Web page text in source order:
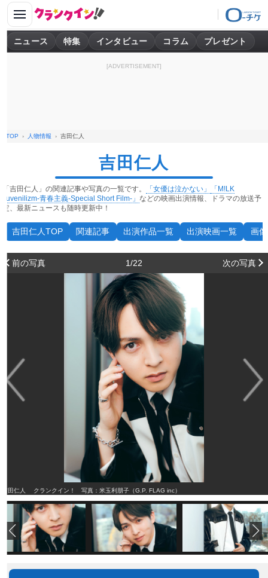
ニュース 特集 インタビュー コラム プレゼント
[ADVERTISEMENT]
TOP 人物情報 吉田仁人
吉田仁人
「吉田仁人」の関連記事や写真の一覧です。 「女優は泣かない」
「M!LK
Juvenilizm-青春主義-Special Short Film-」 などの映画出演情報、ドラマの放送予
定、最新ニュースも随時更新中！
吉田仁人TOP 関連記事 出演作品一覧 出演映画一覧 画
前の写真 1/22 次の写真
吉田仁人 クランクイン！ 写真：米玉利朋子（G.P. FLAG inc）